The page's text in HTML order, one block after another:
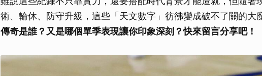
術、輪休、防守升級，這些「天文數字」彷彿變成破不了關的大
傳奇是誰？又是哪個單季表現讓你印象深刻？快來留言分享吧！